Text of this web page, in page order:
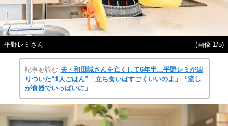
平野レミさん (画像 1/5)
記事を読む 夫・和田誠さんを亡くして6年半…平野レミが辿
りついた“1人ごはん”「立ち食いはすごくいいのよ」「流し
が食器でいっぱいに」